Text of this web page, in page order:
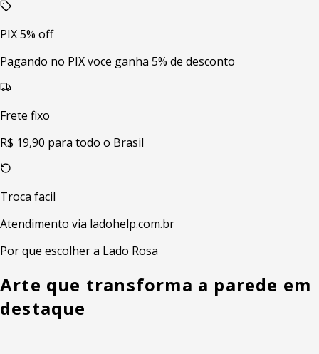
PIX 5% off
Pagando no PIX voce ganha 5% de desconto
Frete fixo
R$ 19,90 para todo o Brasil
Troca facil
Atendimento via ladohelp.com.br
Por que escolher a Lado Rosa
Arte que transforma a parede em
destaque